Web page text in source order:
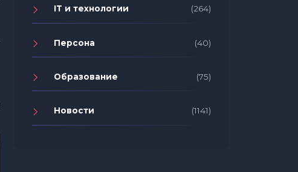
IT и технологии (264)
Персона (40)
Образование (75)
Новости (1141)